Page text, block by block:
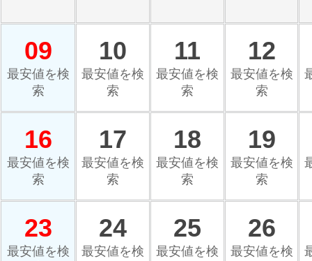
09
最安値を検
索
10
最安値を検
索
11
最安値を検
索
12
最安値を検
索
16
最安値を検
索
17
最安値を検
索
18
最安値を検
索
19
最安値を検
索
23
最安値を検
24
最安値を検
25
最安値を検
26
最安値を検